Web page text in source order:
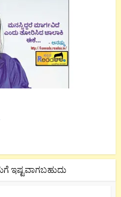
ಇಷ್ಟವಾಗಬಹುದು